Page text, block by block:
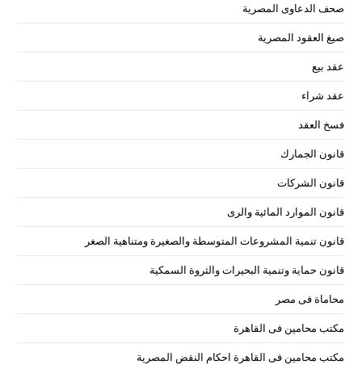
صحف الدعاوى المصرية
صيغ العقود المصرية
عقد بيع
عقد شراء
فسخ العقد
قانون الجمارك
قانون الشركات
قانون الموارد المائية والرى
قانون تنمية المشروعات المتوسطة والصغيرة ومتناهية الصغر
قانون حماية وتنمية البحيرات والثروة السمكية
محاماة فى مصر
مكتب محامين فى القاهرة
مكتب محامين فى القاهرة احكام النقض المصرية